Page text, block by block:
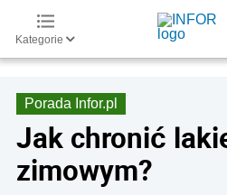
Kategorie
Porada Infor.pl
Jak chronić
zimowym?